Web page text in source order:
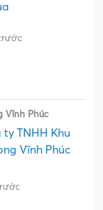
Vĩnh Phúc
TNHH Khu
Vĩnh Phúc